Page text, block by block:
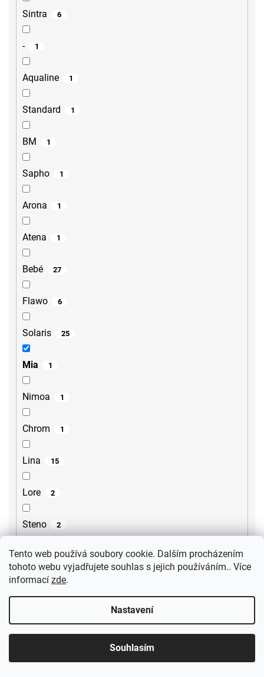
Tento web používá soubory cookie. Dalším procházením
tohoto webu vyjadřujete souhlas s jejich používáním.. Více
informací zde.
Nastavení
Souhlasím
Sintra 6
- 1
Aqualine 1
Standard 1
BM 1
Sapho 1
Arona 1
Atena 1
Bebé 27
Flawo 6
Solaris 25
Mia 1
Nimoa 1
Chrom 1
Lina 15
Lore 2
Steno 2
Sili 2